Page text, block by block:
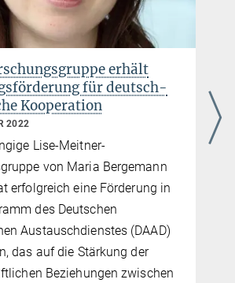
erhält
für deutsch-
Kooperation
2022
Lise-Meitner-
von Maria Bergemann
erfolgreich eine Förderung in
des Deutschen
Austauschdienstes (DAAD)
das auf die Stärkung der
Beziehungen zwischen